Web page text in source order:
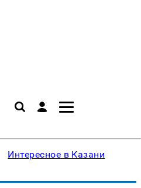
Интересное в Казани